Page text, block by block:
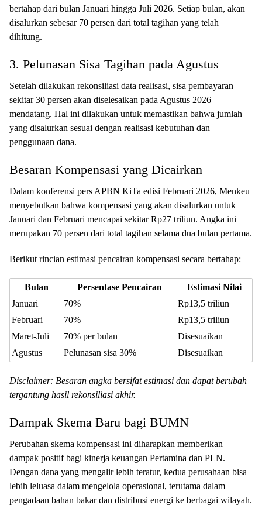
bertahap dari bulan Januari hingga Juli 2026. Setiap bulan, akan
disalurkan sebesar 70 persen dari total tagihan yang telah
dihitung.
3. Pelunasan Sisa Tagihan pada Agustus
Setelah dilakukan rekonsiliasi data realisasi, sisa pembayaran
sekitar 30 persen akan diselesaikan pada Agustus 2026
mendatang. Hal ini dilakukan untuk memastikan bahwa jumlah
yang disalurkan sesuai dengan realisasi kebutuhan dan
penggunaan dana.
Besaran Kompensasi yang Dicairkan
Dalam konferensi pers APBN KiTa edisi Februari 2026, Menkeu
menyebutkan bahwa kompensasi yang akan disalurkan untuk
Januari dan Februari mencapai sekitar Rp27 triliun. Angka ini
merupakan 70 persen dari total tagihan selama dua bulan pertama.
Berikut rincian estimasi pencairan kompensasi secara bertahap:
Bulan Persentase Pencairan
Estimasi Nilai
Januari
70%
Rp13,5 triliun
Februari
70%
Rp13,5 triliun
Maret-Juli
70% per bulan
Disesuaikan
Agustus
Pelunasan sisa 30% Disesuaikan
Disclaimer: Besaran angka bersifat estimasi dan dapat berubah
tergantung hasil rekonsiliasi akhir.
Dampak Skema Baru bagi BUMN
Perubahan skema kompensasi ini diharapkan memberikan
dampak positif bagi kinerja keuangan Pertamina dan PLN.
Dengan dana yang mengalir lebih teratur, kedua perusahaan bisa
lebih leluasa dalam mengelola operasional, terutama dalam
pengadaan bahan bakar dan distribusi energi ke berbagai wilayah.